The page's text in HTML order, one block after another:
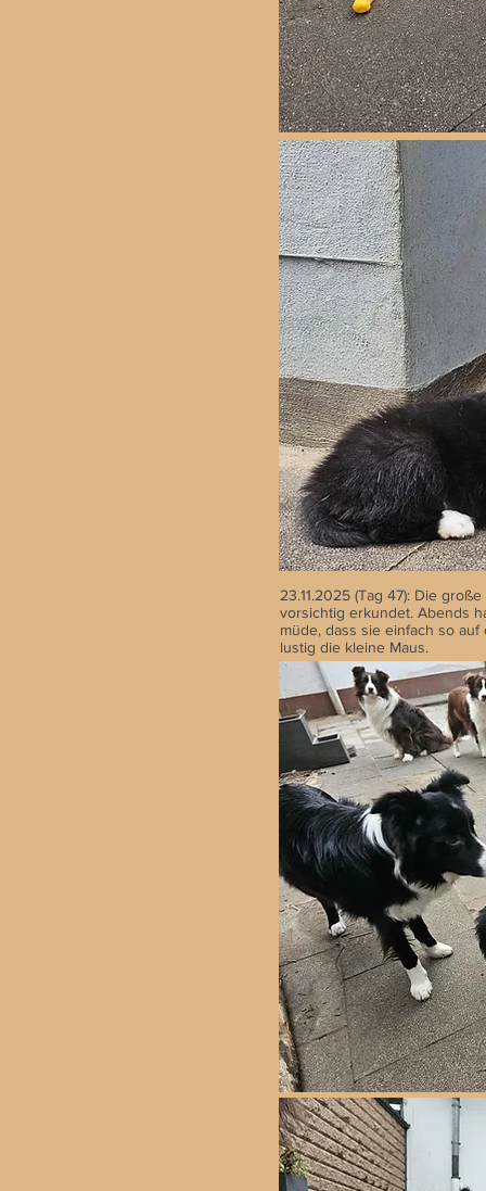
23.11.2025 (Tag 47): Die
vorsichtig erkundet. Abends
müde, dass sie einfach so
lustig die kleine Maus.